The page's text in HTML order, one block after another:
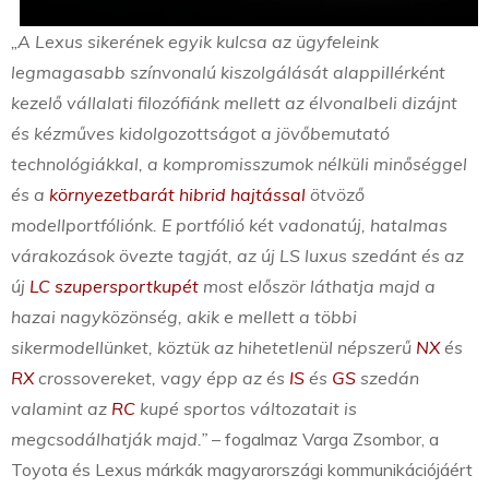
„A Lexus sikerének egyik kulcsa az ügyfeleink
legmagasabb színvonalú kiszolgálását alappillérként
kezelő vállalati filozófiánk mellett az élvonalbeli dizájnt
és kézműves kidolgozottságot a jövőbemutató
technológiákkal, a kompromisszumok nélküli minőséggel
és a környezetbarát hibrid hajtással ötvöző
modellportfóliónk. E portfólió két vadonatúj, hatalmas
várakozások övezte tagját, az új LS luxus szedánt és az
új LC szupersportkupét most először láthatja majd a
hazai nagyközönség, akik e mellett a többi
sikermodellünket, köztük az hihetetlenül népszerű NXés
RXcrossovereket, vagy épp az és IS és GS szedán
valamint az RC kupé sportos változatait is
megcsodálhatják majd.” – fogalmaz Varga Zsombor, a
Toyota és Lexus márkák magyarországi kommunikációjáért